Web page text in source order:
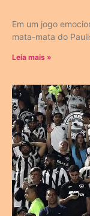
Em um jogo
mata-mata do
Leia mais »